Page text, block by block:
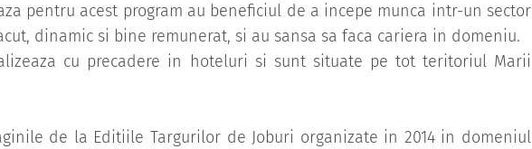
pentru acest program au beneficiul de a incepe munca intr-un sector
dinamic si bine remunerat, si au sansa sa faca cariera in domeniu.
cu precadere in hoteluri si sunt situate pe tot teritoriul Marii
de la Editiile Targurilor de Joburi organizate in 2014 in domeniul